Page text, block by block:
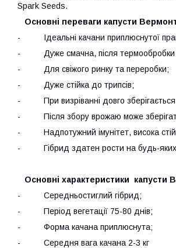
Spark Seeds.
Основні переваги капусти
- Ідеальні качани приплюснутої
- Дуже смачна, після термообробки
- Для свіжого ринку та переробки;
- Дуже стійка до трипсів;
- При визріванні довго зберігається
- Після збору врожаю може
- Надпотужний імунітет, висока
- Гібрид здатен рости на будь-яких
Основні характеристики капусти
- Середньостиглий гібрид;
- Період вегетації 75-80 днів;
- Форма качана приплюснута;
- Середня вага качана 2-3 кг